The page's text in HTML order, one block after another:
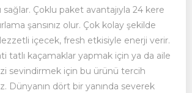
sağlar. Çoklu paket avantajıyla 24 kere
şansınız olur. Çok kolay şekilde
içecek, fresh etkisiyle enerji verir.
tatlı kaçamaklar yapmak için ya da aile
sevindirmek için bu ürünü tercih
Dünyanın dört bir yanında severek